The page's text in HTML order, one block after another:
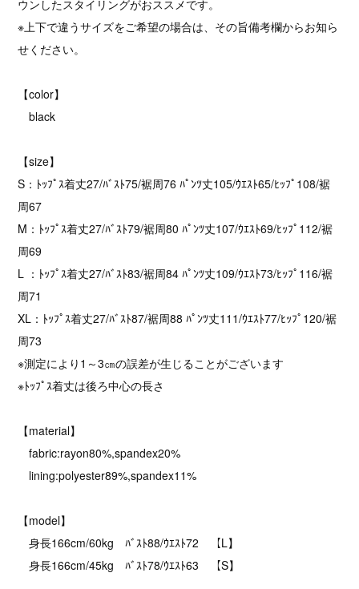
ウンしたスタイリングがおススメです。
※上下で違うサイズをご希望の場合は、その旨備考欄からお知ら
せください。
【color】
black
【size】
S：ﾄｯﾌﾟｽ着丈27/ﾊﾞｽﾄ75/裾周76 ﾊﾟﾝﾂ丈105/ｳｴｽﾄ65/ﾋｯﾌﾟ108/裾
周67
M：ﾄｯﾌﾟｽ着丈27/ﾊﾞｽﾄ79/裾周80 ﾊﾟﾝﾂ丈107/ｳｴｽﾄ69/ﾋｯﾌﾟ112/裾
周69
L ：ﾄｯﾌﾟｽ着丈27/ﾊﾞｽﾄ83/裾周84 ﾊﾟﾝﾂ丈109/ｳｴｽﾄ73/ﾋｯﾌﾟ116/裾
周71
XL：ﾄｯﾌﾟｽ着丈27/ﾊﾞｽﾄ87/裾周88 ﾊﾟﾝﾂ丈111/ｳｴｽﾄ77/ﾋｯﾌﾟ120/裾
周73
※測定により1～3㎝の誤差が生じることがございます
※ﾄｯﾌﾟｽ着丈は後ろ中心の長さ
【material】
fabric:rayon80%,spandex20%
lining:polyester89%,spandex11%
【model】
身長166cm/60kg ﾊﾞｽﾄ88/ｳｴｽﾄ72 【L】
身長166cm/45kg ﾊﾞｽﾄ78/ｳｴｽﾄ63 【S】